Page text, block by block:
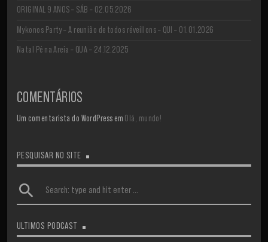
ORIGINAL 9 ANOS – SÁB – 02.05.2026
Mykonos Party – A reunião de todos réveillons – QUI – 01.01.2026
Natal Pé na Areia – QUA – 24.12.2025
COMENTÁRIOS
Um comentarista do WordPress em Olá, mundo!
PESQUISAR NO SITE
search
ULTIMOS PODCAST